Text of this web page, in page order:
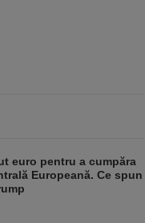
euro pentru a cumpăra
Europeană. Ce spun